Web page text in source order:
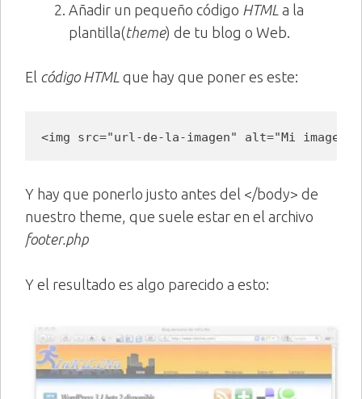
Añadir un pequeño código HTML a la
plantilla(theme) de tu blog o Web.
El código HTML que hay que poner es este:
<img src="url-de-la-imagen" alt="Mi
Y hay que ponerlo justo antes del </body> de
nuestro theme, que suele estar en el archivo
footer.php
Y el resultado es algo parecido a esto: